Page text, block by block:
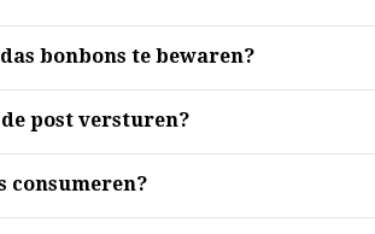
bonbons te bewaren?
post versturen?
consumeren?